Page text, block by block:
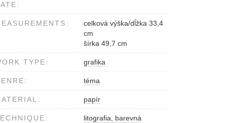
celková výška/dĺžka 33,4
cm
šírka 49,7 cm
TYPE: grafika
téma
papír
litografia, barevná